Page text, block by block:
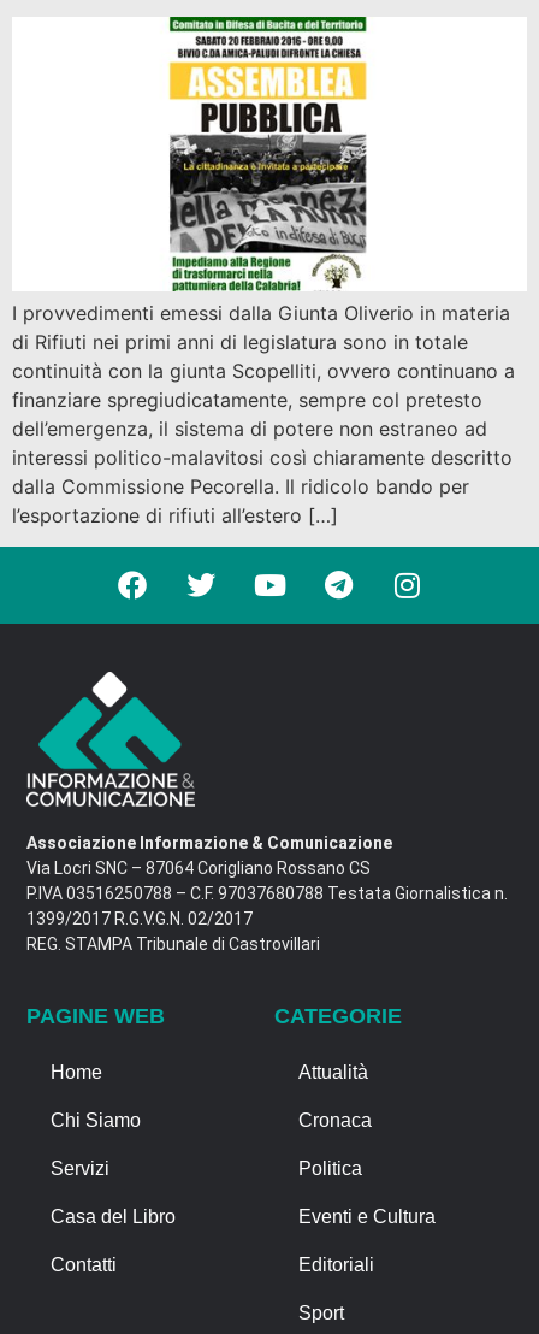
I provvedimenti emessi dalla Giunta Oliverio in materia
di Rifiuti nei primi anni di legislatura sono in totale
continuità con la giunta Scopelliti, ovvero continuano a
finanziare spregiudicatamente, sempre col pretesto
dell’emergenza, il sistema di potere non estraneo ad
interessi politico-malavitosi così chiaramente descritto
dalla Commissione Pecorella. Il ridicolo bando per
l’esportazione di rifiuti all’estero […]
Associazione Informazione & Comunicazione
Via Locri SNC – 87064 Corigliano Rossano CS
P.IVA 03516250788 – C.F. 97037680788 Testata Giornalistica n.
1399/2017 R.G.V.G.N. 02/2017
REG. STAMPA Tribunale di Castrovillari
PAGINE WEB
Home
Chi Siamo
Servizi
Casa del Libro
Contatti
CATEGORIE
Attualità
Cronaca
Politica
Eventi e Cultura
Editoriali
Sport